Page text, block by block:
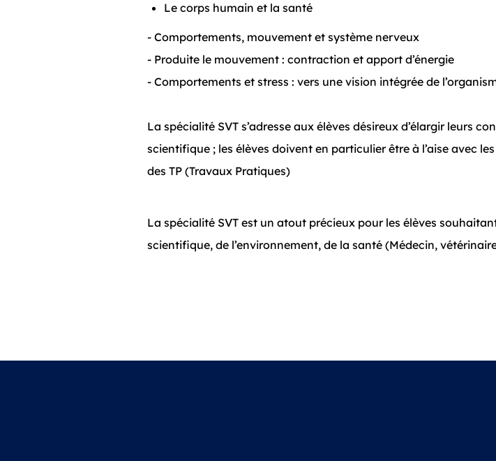
Le corps humain et la santé
- Comportements, mouvement et système nerveux
- Produite le mouvement : contraction et apport d’énergie
- Comportements et stress : vers une vision intégrée de
La spécialité SVT s’adresse aux élèves désireux d’élargir leurs
scientifique ; les élèves doivent en particulier être à l’aise avec
des TP (Travaux Pratiques)
La spécialité SVT est un atout précieux pour les élèves
scientifique, de l’environnement, de la santé (Médecin,